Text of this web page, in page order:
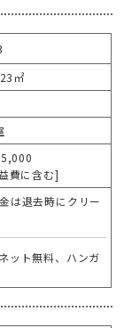
㎡
費に含む]
は退去時にクリー
ット無料、ハンガ